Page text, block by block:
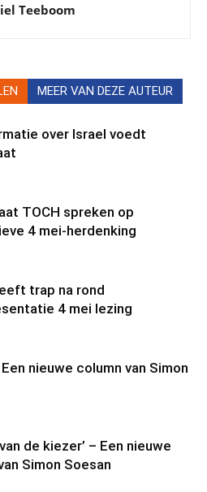
Teeboom
MEER VAN DEZE AUTEUR
over Israel voedt
TOCH spreken op
4 mei-herdenking
trap na rond
4 mei lezing
nieuwe column van Simon
de kiezer’ – Een nieuwe
Simon Soesan